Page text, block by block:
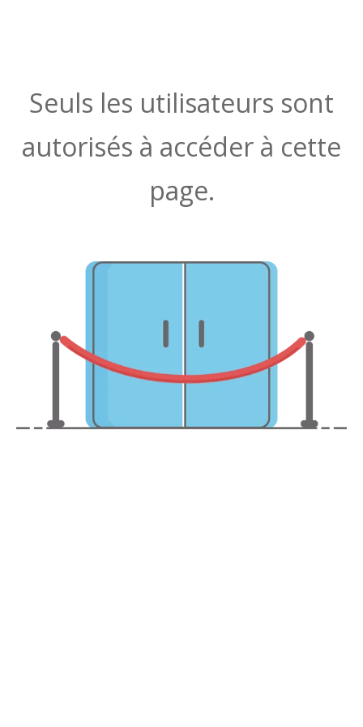
Seuls les utilisateurs sont
autorisés à accéder à cette
page.